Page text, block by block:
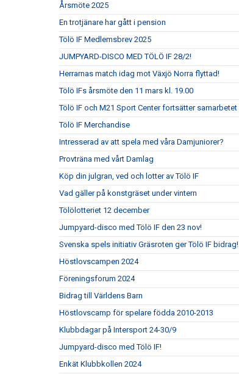
Årsmöte 2025
En trotjänare har gått i pension
Tölö IF Medlemsbrev 2025
JUMPYARD-DISCO MED TÖLÖ IF 28/2!
Herrarnas match idag mot Växjö Norra flyttad!
Tölö IFs årsmöte den 11 mars kl. 19.00
Tölö IF och M21 Sport Center fortsätter samarbetet
Tölö IF Merchandise
Intresserad av att spela med våra Damjuniorer?
Provträna med vårt Damlag
Köp din julgran, ved och lotter av Tölö IF
Vad gäller på konstgräset under vintern
Tölölotteriet 12 december
Jumpyard-disco med Tölö IF den 23 nov!
Svenska spels initiativ Gräsroten ger Tölö IF bidrag!
Höstlovscampen 2024
Föreningsforum 2024
Bidrag till Världens Barn
Höstlovscamp för spelare födda 2010-2013
Klubbdagar på Intersport 24-30/9
Jumpyard-disco med Tölö IF!
Enkät Klubbkollen 2024